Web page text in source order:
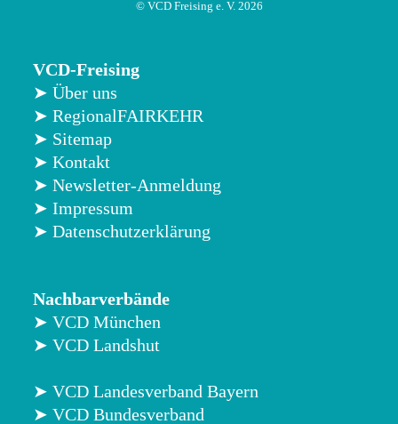
© VCD Freising e. V. 2026
VCD-Freising
➤ Über uns
➤ RegionalFAIRKEHR
➤ Sitemap
➤ Kontakt
➤ Newsletter-Anmeldung
➤ Impressum
➤ Datenschutzerklärung
Nachbarverbände
➤ VCD München
➤ VCD Landshut
➤ VCD Landesverband Bayern
➤ VCD Bundesverband